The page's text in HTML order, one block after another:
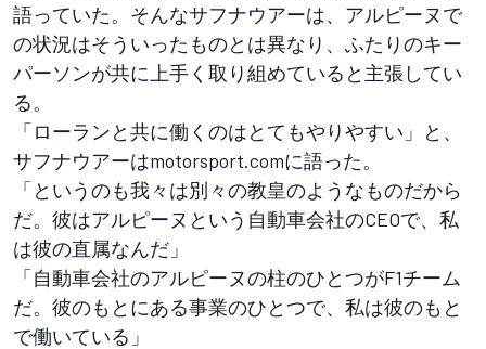
語っていた。そんなサフナウアーは、アルピーヌで
の状況はそういったものとは異なり、ふたりのキー
パーソンが共に上手く取り組めていると主張してい
る。
「ローランと共に働くのはとてもやりやすい」と、
サフナウアーはmotorsport.comに語った。
「というのも我々は別々の教皇のようなものだから
だ。彼はアルピーヌという自動車会社のCEOで、私
は彼の直属なんだ」
「自動車会社のアルピーヌの柱のひとつがF1チーム
だ。彼のもとにある事業のひとつで、私は彼のもと
で働いている」